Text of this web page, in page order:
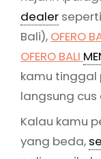
dealer seperti
Bali), OFERO
OFERO BALI
kamu tinggal
langsung
Kalau kamu
yang beda,